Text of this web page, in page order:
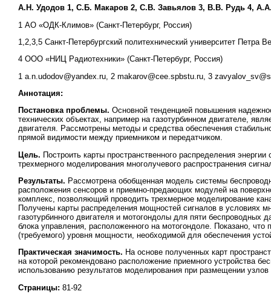
А.Н. Удодов 1, С.Б. Макаров 2, С.В. Завьялов 3, В.В. Рудь 4, А.А.
1 АО «ОДК-Климов» (Санкт-Петербург, Россия)
1,2,3,5 Санкт-Петербургский политехнический университет Петра
4 ООО «НИЦ Радиотехники» (Санкт-Петербург, Россия)
1 a.n.udodov@yandex.ru, 2 makarov@cee.spbstu.ru, 3
Аннотация:
Постановка проблемы. Основной тенденцией повышения
технических объектах, например на газотурбинном двигателе,
двигателя. Рассмотрены методы и средства обеспечения
прямой видимости между приемником и передатчиком.
Цель. Построить карты пространственного распределения
трехмерного моделирования многолучевого распространения
Результаты. Рассмотрена обобщенная модель системы
расположения сенсоров и приемно-предающих модулей на
комплекс, позволяющий проводить трехмерное моделирование
Получены карты распределения мощностей сигналов в условиях
газотурбинного двигателя и мотогондолы для пяти беспроводных
блока управления, расположенного на мотогондоле. Показано,
(требуемого) уровня мощности, необходимой для обеспечения
Практическая значимость. На основе полученных карт
на которой рекомендовано расположение приемного устройства
использованию результатов моделирования при размещении
Страницы: 81-92